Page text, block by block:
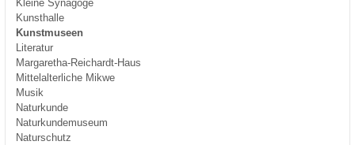
Kleine Synagoge
Kunsthalle
Kunstmuseen
Literatur
Margaretha-Reichardt-Haus
Mittelalterliche Mikwe
Musik
Naturkunde
Naturkundemuseum
Naturschutz